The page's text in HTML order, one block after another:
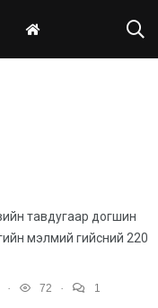
тавдугаар догшин
мэлмий гийсний 220
72 1